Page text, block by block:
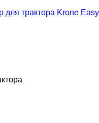
для трактора Krone Easy